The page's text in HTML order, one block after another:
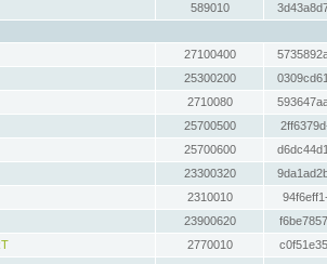
589010
27100400
25300200
2710080
25700500
25700600
23300320
2310010
23900620
2770010